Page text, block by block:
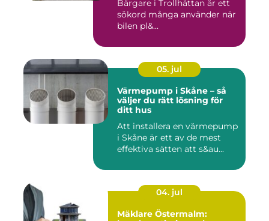
Bärgare i Trollhättan är ett
sökord många använder när
bilen pl&...
05. jul
Värmepump i Skåne – så
väljer du rätt lösning för
ditt hus
Att installera en värmepump
i Skåne är ett av de mest
effektiva sätten att s&au...
04. jul
Mäklare Östermalm: